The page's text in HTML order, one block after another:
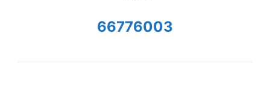
66776003